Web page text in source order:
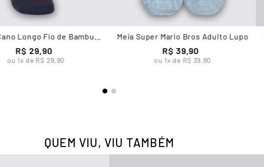
Longo Fio de Bambu
Masculina Lupo
R$ 29,90
ou 1x deR$ 29,90
Meia Super Mario Bros Adulto Lupo
R$ 39,90
ou 1x de R$ 39,90
QUEM VIU, VIU TAMBÉM